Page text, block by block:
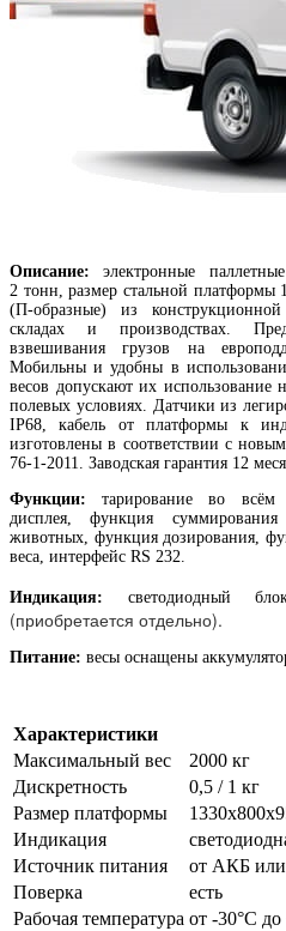
Описание: электронные
2 тонн, размер стальной платформы
(П-образные) из
складах и производствах.
взвешивания грузов на
Мобильны и удобны в
весов допускают их
полевых условиях. Датчики из
IP68, кабель от платформы к
изготовлены в соответствии с
76-1-2011. Заводская гарантия 12
Функции: тарирование во всём
дисплея, функция
животных, функция дозирования,
веса, интерфейс RS 232.
Индикация: светодиодный
(приобретается отдельно).
Питание: весы оснащены
Характеристики
Максимальный вес
2000 кг
Дискретность
0,5 / 1 кг
Размер платформы
Индикация
Источник питания
от АКБ или
Поверка
есть
Рабочая температура от -30°C до